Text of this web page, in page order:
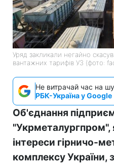
Уряд закликали негайно
вантажних тарифів УЗ (фото:
Не витрачай час на
РБК-Україна у Google
Об'єднання
"Укрметалургпром",
інтереси гірничо-
комплексу України,